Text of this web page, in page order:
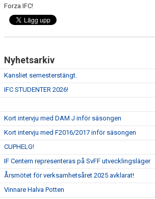
Forza IFC!
Nyhetsarkiv
Kansliet semesterstängt.
IFC STUDENTER 2026!
Kort intervju med DAM J inför säsongen
Kort intervju med F2016/2017 inför säsongen
CUPHELG!
IF Centern representeras på SvFF utvecklingsläger
Årsmötet för verksamhetsåret 2025 avklarat!
Vinnare Halva Potten